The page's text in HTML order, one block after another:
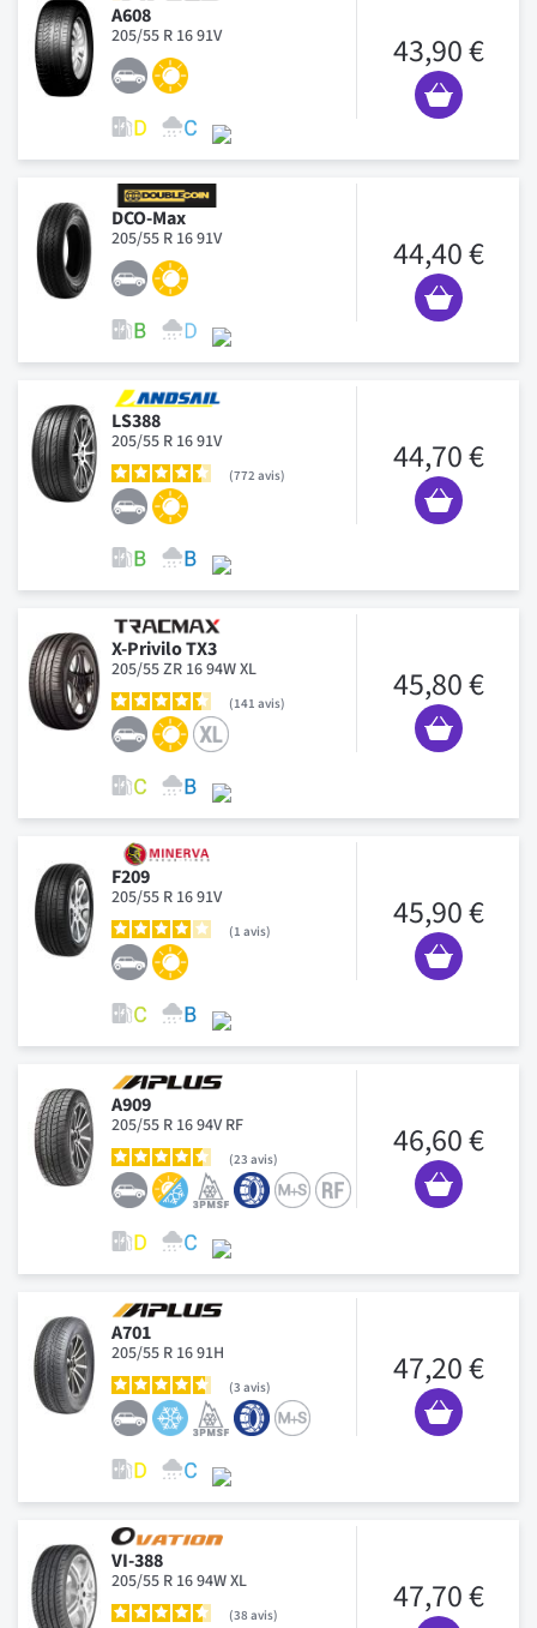
A608
205/55 R 16 91V 43,90 €
DCO-Max
205/55 R 16 91V 44,40 €
LS388
205/55 R 16 91V
772 avis 44,70 €
X-Privilo TX3
205/55 ZR 16 94W XL
141 avis 45,80 €
F209
205/55 R 16 91V
1 avis 45,90 €
A909
205/55 R 16 94V RF
23 avis 46,60 €
A701
205/55 R 16 91H
3 avis 47,20 €
VI-388
205/55 R 16 94W XL
38 avis 47,70 €